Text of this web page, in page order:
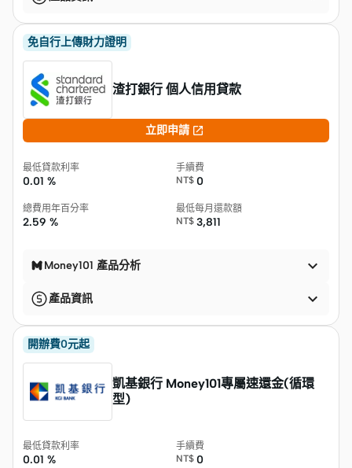
免自行上傳財力證明
渣打銀行 個人信用貸款
立即申請 
最低貸款利率
0.01 %
手續費
NT$ 0
總費用年百分率
2.59 %
最低每月還款額
NT$ 3,811
Money101 產品分析 
產品資訊 
開辦費0元起
凱基銀行 Money101專屬速還金(循環
型)
最低貸款利率
0.01 %
手續費
NT$ 0